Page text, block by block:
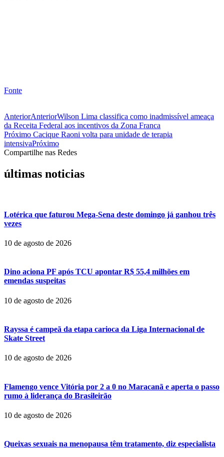
Fonte
AnteriorAnteriorWilson Lima classifica como inadmissível ameaça
da Receita Federal aos incentivos da Zona Franca
Próximo Cacique Raoni volta para unidade de terapia
intensivaPróximo
Compartilhe nas Redes
últimas noticias
Lotérica que faturou Mega-Sena deste domingo já ganhou três
vezes
10 de agosto de 2026
Dino aciona PF após TCU apontar R$ 55,4 milhões em
emendas suspeitas
10 de agosto de 2026
Rayssa é campeã da etapa carioca da Liga Internacional de
Skate Street
10 de agosto de 2026
Flamengo vence Vitória por 2 a 0 no Maracanã e aperta o passo
rumo à liderança do Brasileirão
10 de agosto de 2026
Queixas sexuais na menopausa têm tratamento, diz especialista